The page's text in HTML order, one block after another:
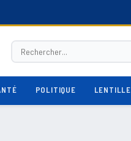
POLITIQUE LENTILLE